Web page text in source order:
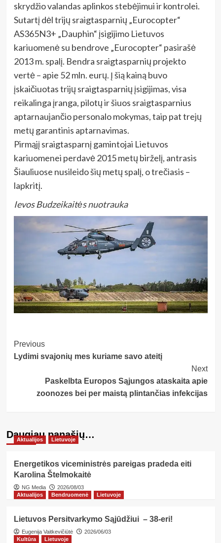
skrydžio valandas aplinkos stebėjimui ir kontrolei.
Sutartį dėl trijų sraigtasparnių „Eurocopter“
AS365N3+ „Dauphin“ įsigijimo Lietuvos
kariuomenė su bendrove „Eurocopter“ pasirašė
2013 m. spalį. Bendra sraigtasparnių projekto
vertė – apie 52 mln. eurų. Į šią kainą buvo
įskaičiuotas trijų sraigtasparnių įsigijimas, visa
reikalinga įranga, pilotų ir šiuos sraigtasparnius
aptarnaujančio personalo mokymas, taip pat trejų
metų garantinis aptarnavimas.
Pirmąjį sraigtasparnį gamintojai Lietuvos
kariuomenei perdavė 2015 metų birželį, antrasis
Šiauliuose nusileido šių metų spalį, o trečiasis –
lapkritį.
Ievos Budzeikaitės nuotrauka
Post
Navigation
Previous
Lydimi svajonių mes kuriame savo ateitį
Next
Paskelbta Europos Sąjungos ataskaita apie
zoonozes bei per maistą plintančias infekcijas
Daugiau panašių…
Aktualijos Lietuvoje
Energetikos viceministrės pareigas pradeda eiti
Karolina Štelmokaitė
NG Media
2026/08/03
Aktualijos
Bendruomenė Lietuvoje
Lietuvos Persitvarkymo Sąjūdžiui – 38-eri!
Eugenija Vaitkevičiūtė
2026/06/03
Kultūra
Lietuvoje